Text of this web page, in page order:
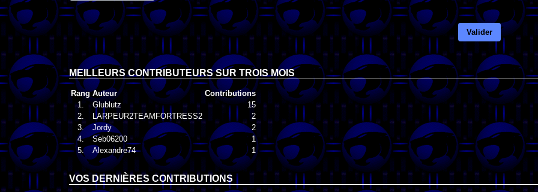
Valider
MEILLEURS CONTRIBUTEURS SUR TROIS MOIS
Rang Auteur
Contributions
1.
Glublutz
15
2.
LARPEUR2TEAMFORTRESS2
2
3.
Jordy
2
4.
Seb06200
1
5.
Alexandre74 1
VOS DERNIÈRES CONTRIBUTIONS